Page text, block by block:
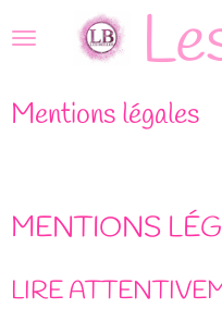
to
content
Mentions légales
MENTIONS
LIRE